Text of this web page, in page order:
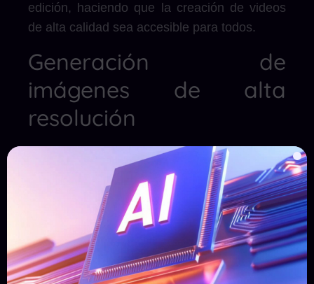
edición, haciendo que la creación de videos
de alta calidad sea accesible para todos.
Generación de
imágenes de alta
resolución
¿Necesitas imágenes impactantes para tu
campaña digital?
Runway
ofrece la
capacidad de generar imágenes de alta
resolución, ideales para captar la atención en
redes sociales y sitios web.
Automatización y